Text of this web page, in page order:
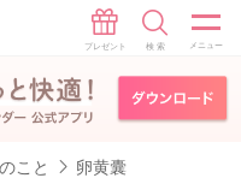
こと 卵黄囊